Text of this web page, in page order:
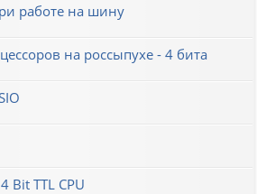
работе на шину
на россыпухе - 4 бита
Bit TTL CPU